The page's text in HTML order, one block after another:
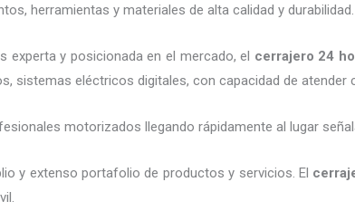
herramientas y materiales de alta calidad y durabilidad.
experta y posicionada en el mercado, el cerrajero 24
sistemas eléctricos digitales, con capacidad de atender
motorizados llegando rápidamente al lugar
y extenso portafolio de productos y servicios. El